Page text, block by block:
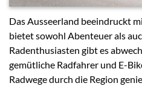
Das Ausseerland beeindruckt
bietet sowohl Abenteuer als
Radenthusiasten gibt es
gemütliche Radfahrer und E-
Radwege durch die Region